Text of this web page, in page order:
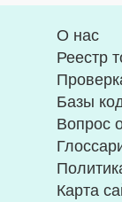
О нас
Реестр
Базы
Вопрос
Карта